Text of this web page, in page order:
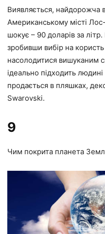
Виявляється, найдорожча
Американському місті
шокує – 90 доларів за
зробивши вибір на користь
насолодитися вишуканим
ідеально підходить
продається в пляшках,
Swarovski.
9
Чим покрита планета